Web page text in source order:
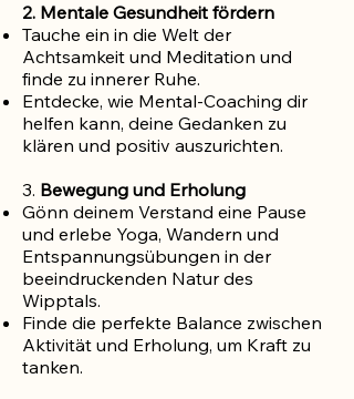
2. Mentale Gesundheit fördern
Tauche ein in die Welt der
Achtsamkeit und Meditation und
finde zu innerer Ruhe.
Entdecke, wie Mental-Coaching dir
helfen kann, deine Gedanken zu
klären und positiv auszurichten.
3. Bewegung und Erholung
Gönn deinem Verstand eine Pause
und erlebe Yoga, Wandern und
Entspannungsübungen in der
beeindruckenden Natur des
Wipptals.
Finde die perfekte Balance zwischen
Aktivität und Erholung, um Kraft zu
tanken.